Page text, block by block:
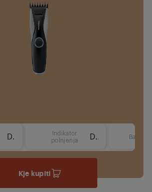
Da
Indikator
polnjenja
Da Barva
Kje kupiti